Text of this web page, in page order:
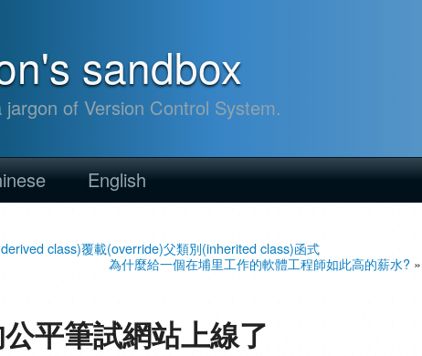
sandbox
jargon of Version Control System.
English
class)覆載(override)父類別(inherited class)函式
為什麼給一個在埔里工作的軟體工程師如此高的薪水? »
平筆試網站上線了